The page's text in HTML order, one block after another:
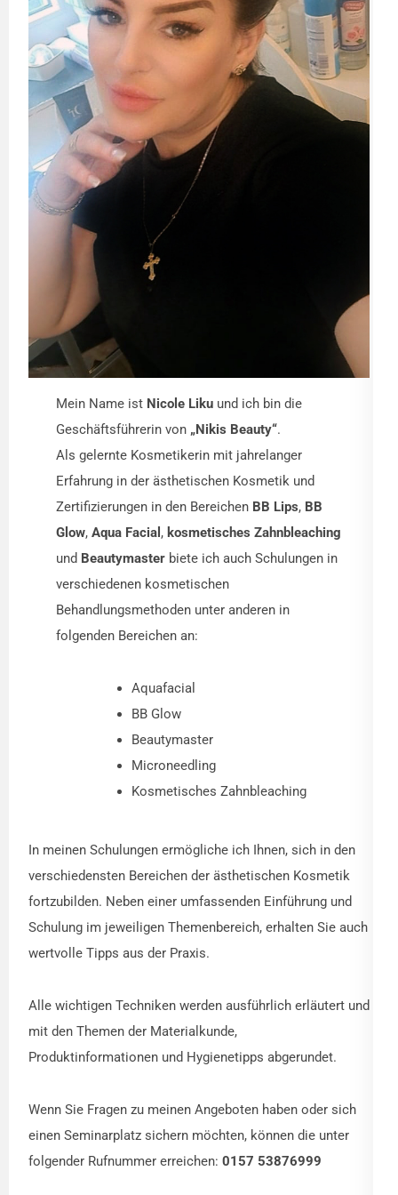
Mein Name ist Nicole Likuund ich bin die
Geschäftsführerin von „Nikis Beauty“.
Als gelernte Kosmetikerin mit jahrelanger
Erfahrung in der ästhetischen Kosmetik und
Zertifizierungen in den Bereichen BB Lips, BB
Glow, Aqua Facial , kosmetisches Zahnbleaching
und Beautymasterbiete ich auch Schulungen in
verschiedenen kosmetischen
Behandlungsmethoden unter anderen in
folgenden Bereichen an:
Aquafacial
BB Glow
Beautymaster
Microneedling
Kosmetisches Zahnbleaching
In meinen Schulungen ermögliche ich Ihnen, sich in den
verschiedensten Bereichen der ästhetischen Kosmetik
fortzubilden. Neben einer umfassenden Einführung und
Schulung im jeweiligen Themenbereich, erhalten Sie auch
wertvolle Tipps aus der Praxis.
Alle wichtigen Techniken werden ausführlich erläutert und
mit den Themen der Materialkunde,
Produktinformationen und Hygienetipps abgerundet.
Wenn Sie Fragen zu meinen Angeboten haben oder sich
einen Seminarplatz sichern möchten, können die unter
folgender Rufnummer erreichen: 0157 53876999